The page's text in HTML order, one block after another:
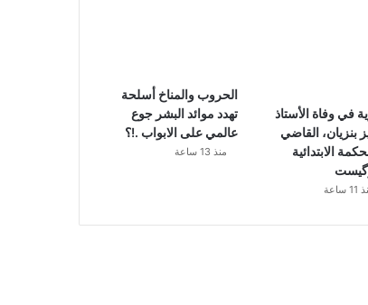
في وفاة الأستاذ
بنزيان، القاضي
الابتدائية
الحروب والمناخ أسلحة
تهدد موائد البشر جوع
عالمي على الابواب .!؟
منذ 13 ساعة